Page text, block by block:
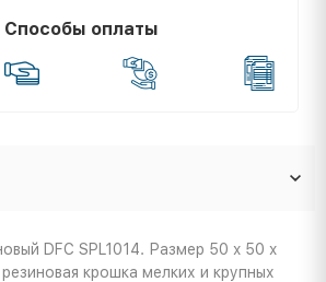
Способы оплаты
DFC SPL1014. Размер 50 x 50 x
крошка мелких и крупных